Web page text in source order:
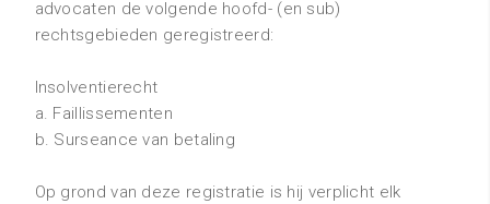
advocaten de volgende hoofd- (en sub)
rechtsgebieden geregistreerd:
Insolventierecht
a. Faillissementen
b. Surseance van betaling
Op grond van deze registratie is hij verplicht elk